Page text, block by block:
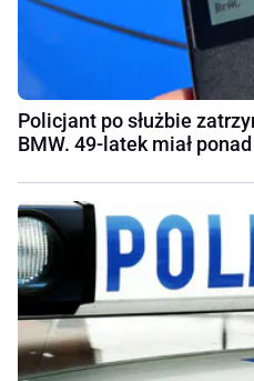
Policjant po służbie
BMW. 49-latek miał